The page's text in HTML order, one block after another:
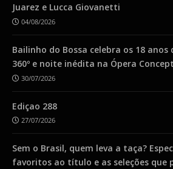
Juarez e Lucca Giovanetti
04/08/2026
Bailinho do Bossa celebra os 18 anos
360º e noite inédita na Ópera
30/07/2026
Ediçao 288
27/07/2026
Sem o Brasil, quem leva a taça?
favoritos ao título e as seleções que